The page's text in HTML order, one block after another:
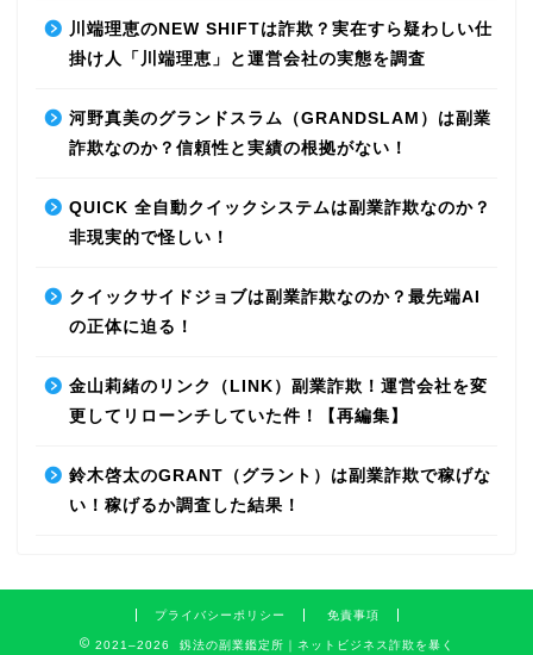
川端理恵のNEW SHIFTは詐欺？実在すら疑わしい仕
掛け人「川端理恵」と運営会社の実態を調査
河野真美のグランドスラム（GRANDSLAM）は副業
詐欺なのか？信頼性と実績の根拠がない！
QUICK 全自動クイックシステムは副業詐欺なのか？
非現実的で怪しい！
クイックサイドジョブは副業詐欺なのか？最先端AI
の正体に迫る！
金山莉緒のリンク（LINK）副業詐欺！運営会社を変
更してリローンチしていた件！【再編集】
鈴木啓太のGRANT（グラント）は副業詐欺で稼げな
い！稼げるか調査した結果！
プライバシーポリシー 免責事項
2021–2026 釼法の副業鑑定所｜ネットビジネス詐欺を暴く